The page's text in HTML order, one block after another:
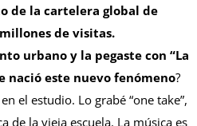
de la cartelera global de
de visitas.
urbano y la pegaste con “La
nació este nuevo fenómeno?
el estudio. Lo grabé “one take”,
de la vieja escuela. La música es